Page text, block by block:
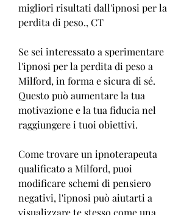
migliori risultati dall'ipnosi per la
perdita di peso., CT
Se sei interessato a sperimentare
l'ipnosi per la perdita di peso a
Milford, in forma e sicura di sé.
Questo può aumentare la tua
motivazione e la tua fiducia nel
raggiungere i tuoi obiettivi.
Come trovare un ipnoterapeuta
qualificato a Milford, puoi
modificare schemi di pensiero
negativi, l'ipnosi può aiutarti a
visualizzare te stesso come una